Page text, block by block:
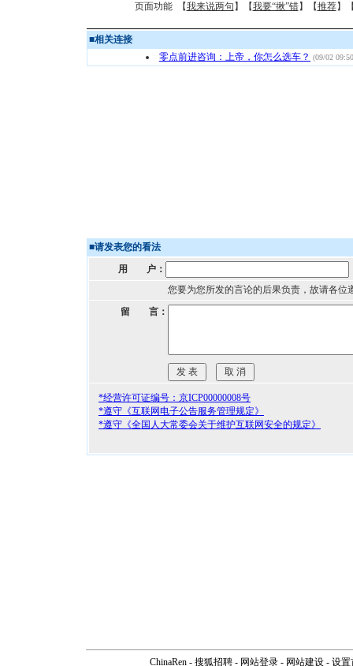
页面功能 【我来说两句 】【我要“揪”错】【推荐】
■相关连接
零点前进咨询：上帝，你怎么选车？ (09/02
■请发表您的看法
用 户：
您要为您所发的言论的后果负责，故请各位
留 言：
*经营许可证编号：京ICP00000008号
*遵守《互联网电子公告服务管理规定》
*遵守《全国人大常委会关于维护互联网安全的规定》
ChinaRen - 搜狐招聘 - 网站登录 - 网站建设 - 设置